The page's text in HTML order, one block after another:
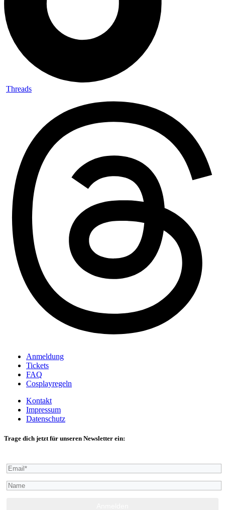
Threads
Anmeldung
Tickets
FAQ
Cosplayregeln
Kontakt
Impressum
Datenschutz
Trage dich jetzt für unseren Newsletter ein: